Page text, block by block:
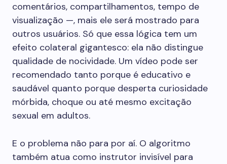
comentários, compartilhamentos, tempo de
visualização —, mais ele será mostrado para
outros usuários. Só que essa lógica tem um
efeito colateral gigantesco: ela não distingue
qualidade de nocividade. Um vídeo pode ser
recomendado tanto porque é educativo e
saudável quanto porque desperta curiosidade
mórbida, choque ou até mesmo excitação
sexual em adultos.
E o problema não para por aí. O algoritmo
também atua como instrutor invisível para